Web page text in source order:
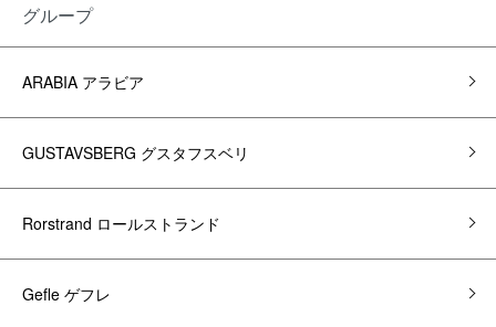
グループ
ARABIA アラビア
GUSTAVSBERG グスタフスベリ
Rorstrand ロールストランド
Gefle ゲフレ